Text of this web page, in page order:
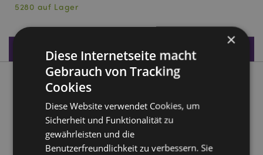
5280 auf Lager
Produktdaten
Produktbeschreibung
Queasy Squeezies Avocado Plüsch Quetschtier
Material:Polyester und Polyacrylatkugeln
CE/UKCA gekennzeichnet: Ja
×
Diese Internetseite macht
Gebrauch von Tracking
Cookies
Diese Website verwendet Cookies, um
Sicherheit und Funktionalität zu
gewährleisten und die
Benutzerfreundlichkeit zu verbessern. Sie